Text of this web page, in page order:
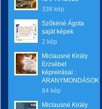
338 kép
Szőkéné Ágota
saját képek
2 kép
Miclausné Király
Erzsébet
képreirásai :
ARANYMONDÁSOK
84 kép
Miclausné Király